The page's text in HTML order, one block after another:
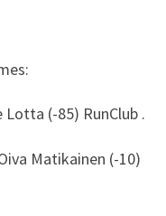
Lotta (-85) RunClub .
Matikainen (-10)